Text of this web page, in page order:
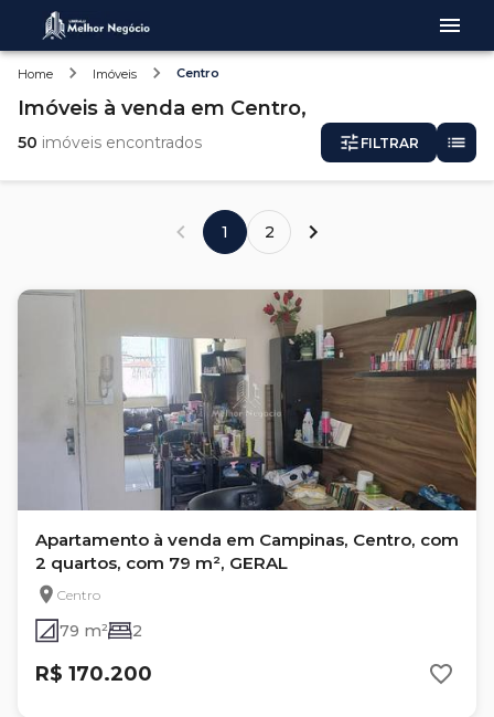
Home Imóveis Centro
Imóveis à venda em Centro,
50 imóveis encontrados FILTRAR
1 2
Apartamento à venda em Campinas, Centro, com
2 quartos, com 79 m², GERAL
Centro
79 m² 2
R$ 170.200